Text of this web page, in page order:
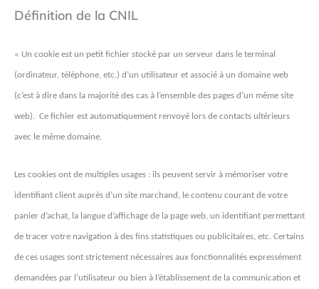
Définition de la CNIL
« Un cookie est un petit fichier stocké par un serveur dans le terminal
(ordinateur, téléphone, etc.) d’un utilisateur et associé à un domaine web
(c’est à dire dans la majorité des cas à l’ensemble des pages d’un même site
web). Ce fichier est automatiquement renvoyé lors de contacts ultérieurs
avec le même domaine.
Les cookies ont de multiples usages : ils peuvent servir à mémoriser votre
identifiant client auprès d’un site marchand, le contenu courant de votre
panier d’achat, la langue d’affichage de la page web, un identifiant permettant
de tracer votre navigation à des fins statistiques ou publicitaires, etc. Certains
de ces usages sont strictement nécessaires aux fonctionnalités expressément
demandées par l’utilisateur ou bien à l’établissement de la communication et